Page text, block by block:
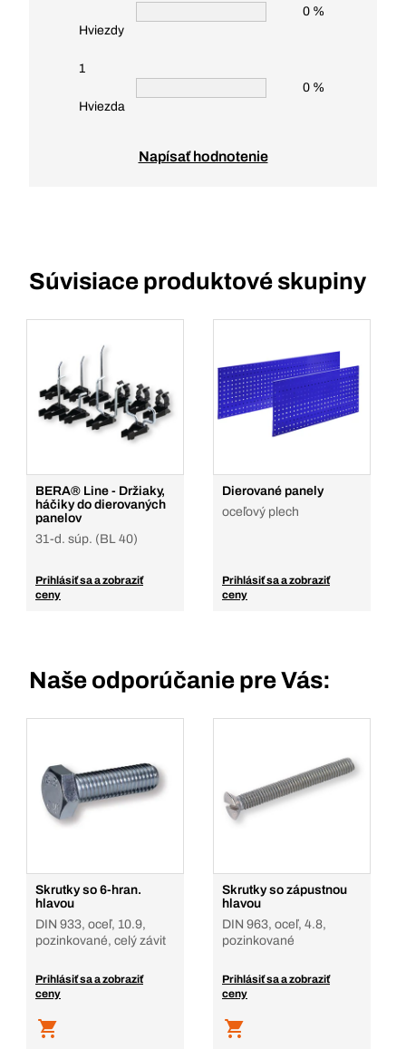
Hviezdy
0 %
1
Hviezda
0 %
Napísať hodnotenie
Súvisiace produktové skupiny
BERA® Line - Držiaky,
háčiky do dierovaných
panelov
31-d. súp. (BL 40)
Prihlásiť sa a zobraziť
ceny
Dierované panely
oceľový plech
Prihlásiť sa a zobraziť
ceny
Naše odporúčanie pre Vás:
Skrutky so 6-hran.
hlavou
DIN 933, oceľ, 10.9,
pozinkované, celý závit
Prihlásiť sa a zobraziť
ceny
Skrutky so zápustnou
hlavou
DIN 963, oceľ, 4.8,
pozinkované
Prihlásiť sa a zobraziť
ceny